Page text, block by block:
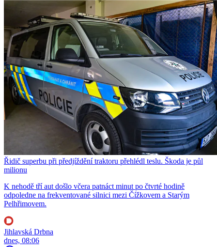
Řidič superbu při předjíždění traktoru přehlédl teslu. Škoda je půl
milionu
K nehodě tří aut došlo včera patnáct minut po čtvrté hodině
odpoledne na frekventované silnici mezi Čížkovem a Starým
Pelhřimovem.
Jihlavská Drbna
dnes, 08:06